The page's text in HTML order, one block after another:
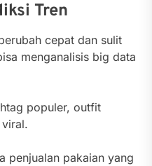
Tren
cepat dan sulit
menganalisis big data
populer, outfit
penjualan pakaian yang